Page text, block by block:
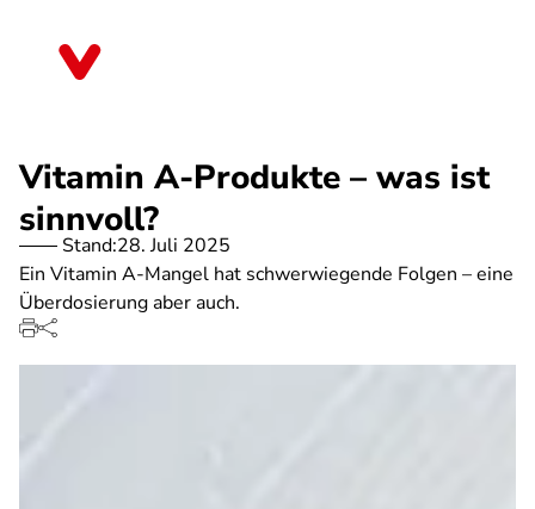
Vitamin A-Produkte – was ist
sinnvoll?
Stand:28. Juli 2025
Ein Vitamin A-Mangel hat schwerwiegende Folgen – eine
Überdosierung aber auch.